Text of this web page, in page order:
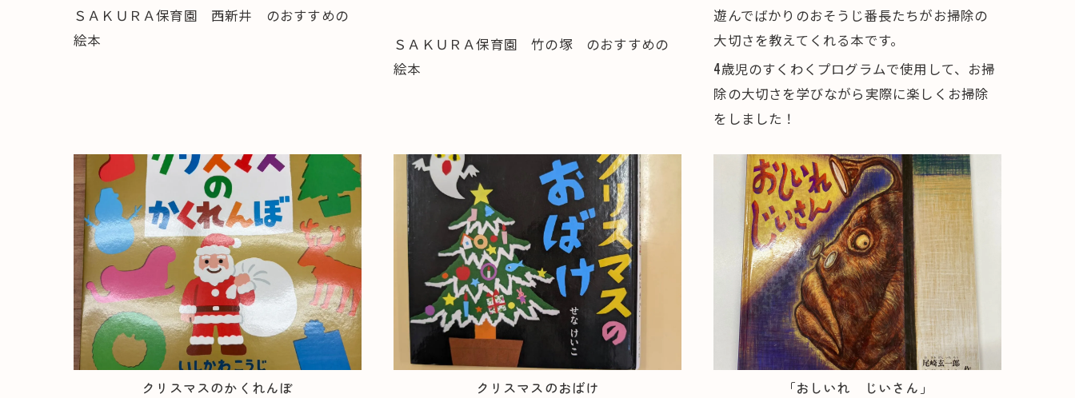
ＳＡＫＵＲＡ保育園 西新井 のおすすめの
絵本
ＳＡＫＵＲＡ保育園 竹の塚 のおすすめの
絵本
遊んでばかりのおそうじ番長たちがお掃除の
大切さを教えてくれる本です。
4歳児のすくわくプログラムで使用して、お掃
除の大切さを学びながら実際に楽しくお掃除
をしました！
クリスマスのかくれんぼ クリスマスのおばけ 「おしいれ じいさん」